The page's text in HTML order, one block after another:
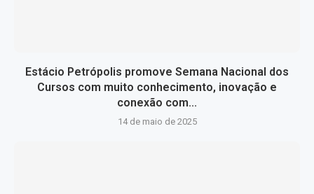
Estácio Petrópolis promove Semana Nacional dos
Cursos com muito conhecimento, inovação e
conexão com...
14 de maio de 2025